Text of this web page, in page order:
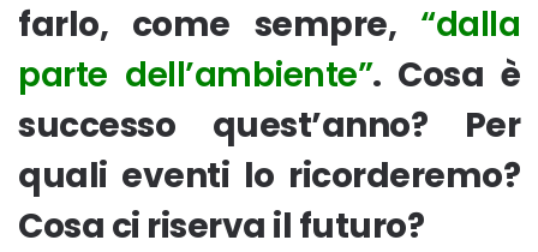
farlo, come sempre, “dalla
parte dell’ambiente”. Cosa è
successo quest’anno? Per
quali eventi lo ricorderemo?
Cosa ci riserva il futuro?